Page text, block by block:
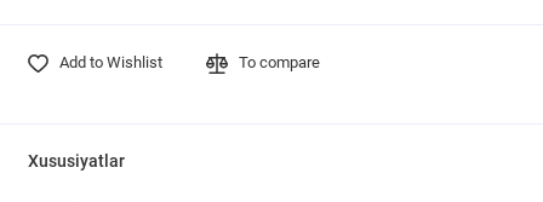
Add to Wishlist To compare
Xususiyatlar